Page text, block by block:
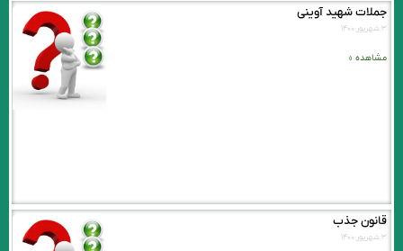
جملات شهید آوینی
۳ شهریور ۱۴۰۰
مشاهده »
قانون جذب
۳ شهریور ۱۴۰۰